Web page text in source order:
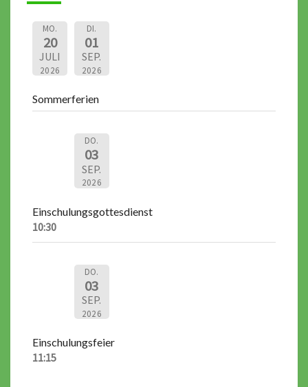
MO.
20
JULI
2026
DI.
01
SEP.
2026
Sommerferien
DO.
03
SEP.
2026
Einschulungsgottesdienst
10:30
DO.
03
SEP.
2026
Einschulungsfeier
11:15